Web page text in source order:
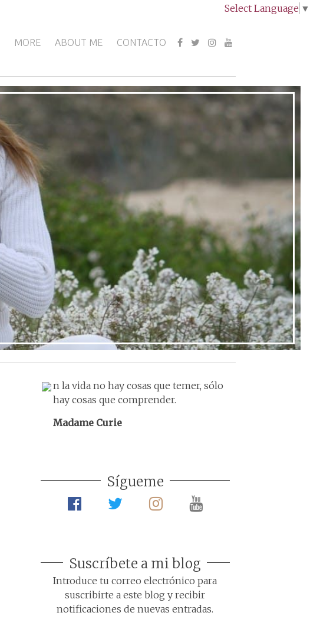
Select Language ▼
MORE ABOUT ME CONTACTO
Ir al post
n la vida no hay cosas que temer, sólo
hay cosas que comprender.
Madame Curie
Sígueme
Suscríbete a mi blog
Introduce tu correo electrónico para
suscribirte a este blog y recibir
notificaciones de nuevas entradas.